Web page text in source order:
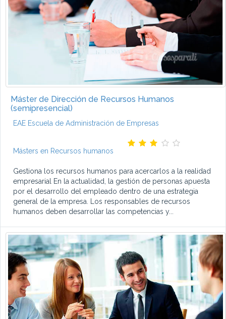
Máster de Dirección de Recursos Humanos
(semipresencial)
EAE Escuela de Administración de Empresas
Másters en Recursos humanos
Gestiona los recursos humanos para acercarlos a la realidad
empresarial En la actualidad, la gestión de personas apuesta
por el desarrollo del empleado dentro de una estrategia
general de la empresa. Los responsables de recursos
humanos deben desarrollar las competencias y...